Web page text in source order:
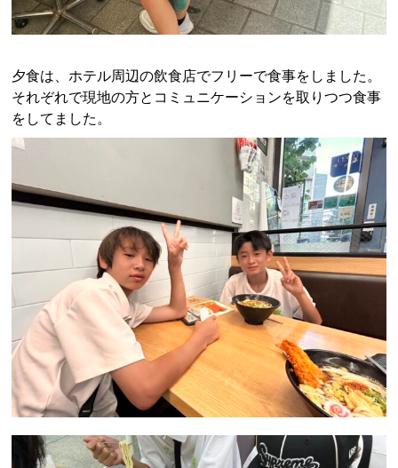
夕食は、ホテル周辺の飲食店でフリーで食事をしました。
それぞれで現地の方とコミュニケーションを取りつつ食事
をしてました。